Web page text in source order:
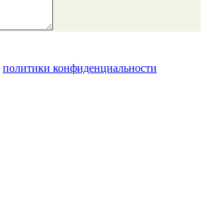
политики конфиденциальности